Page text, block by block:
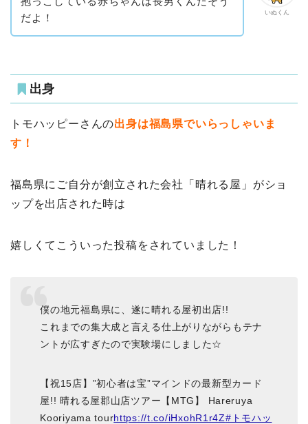
いぬくん
だよ！
出身
トモハッピーさんの出身は福島県でいらっしゃいま
す！
福島県にご自分が創立された会社「晴れる屋」がショ
ップを出店された時は
嬉しくてこういった投稿をされていました！
僕の地元福島県に、遂に晴れる屋初出店!!
これまでの集大成と言える仕上がりながらもテナ
ントが広すぎたので実験場にしました☆
【祝15店】”初心者は宝”マインドの最新型カード
屋!! 晴れる屋郡山店ツアー【MTG】 Hareruya
Kooriyama tourhttps://t.co/iHxohR1r4Z#トモハッ